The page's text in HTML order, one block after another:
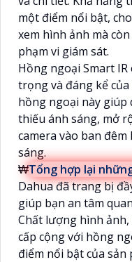
một điểm nổi bật,
xem hình ảnh mà
phạm vi giám sát.
Hồng ngoại Smart
trọng và đáng kể
hồng ngoại này
thiếu ánh sáng, mở
camera vào ban
sáng.
₩Tổng hợp lại
Dahua đã trang bị
giúp bạn an tâm
Chất lượng hình
cấp cộng với hồng
điểm nổi bật của sản